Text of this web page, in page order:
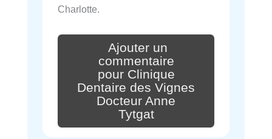
Charlotte.
Ajouter un
commentaire
pour Clinique
Dentaire des Vignes
Docteur Anne
Tytgat